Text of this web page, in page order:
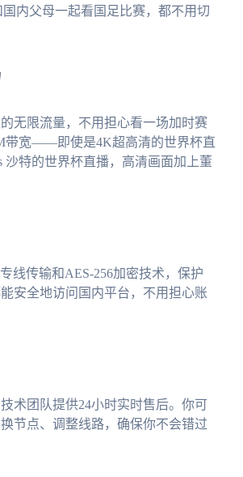
内父母一起看国足比赛，都不用切
无限流量，不用担心看一场加时赛
带宽——即使是4K超高清的世界杯直
特的世界杯直播，高清画面加上董
线传输和AES-256加密技术，保护
安全地访问国内平台，不用担心账
术团队提供24小时实时售后。你可
节点、调整线路，确保你不会错过